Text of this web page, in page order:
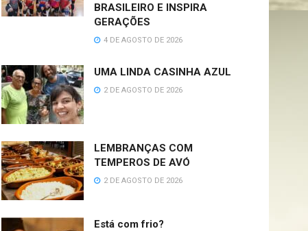
BRASILEIRO E INSPIRA
GERAÇÕES
4 DE AGOSTO DE 2026
UMA LINDA CASINHA AZUL
2 DE AGOSTO DE 2026
LEMBRANÇAS COM
TEMPEROS DE AVÓ
2 DE AGOSTO DE 2026
Está com frio?